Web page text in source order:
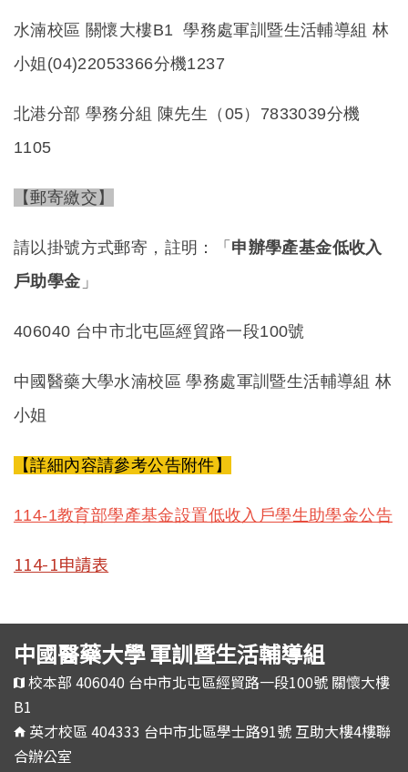
水湳校區 關懷大樓B1 學務處軍訓暨生活輔導組 林
小姐(04)22053366分機1237
北港分部 學務分組 陳先生（05）7833039分機
1105
【郵寄繳交】
請以掛號方式郵寄，註明：「 申辦學產基金低收入
戶助學金 」
406040 台中市北屯區經貿路一段100號
中國醫藥大學水湳校區 學務處軍訓暨生活輔導組 林
小姐
【詳細內容請參考公告附件】
114-1教育部學產基金設置低收入戶學生助學金公告
114-1申請表
中國醫藥大學 軍訓暨生活輔導組
校本部 406040 台中市北屯區經貿路一段100號 關懷大樓
B1
英才校區 404333 台中市北區學士路91號 互助大樓4樓聯
合辦公室